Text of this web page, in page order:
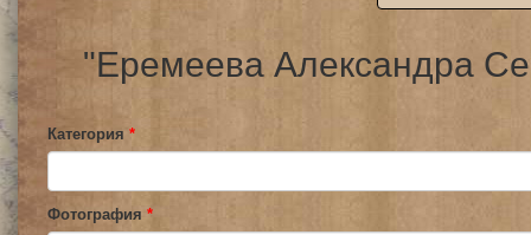
"Еремеева Александра
Категория *
Фотография *